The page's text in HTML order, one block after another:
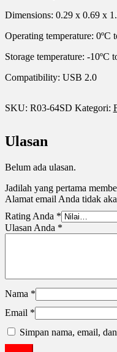
Dimensions: 0.29 x 0.69 x
Operating temperature: 0ºC
Storage temperature: -10ºC
Compatibility: USB 2.0
SKU: R03-64SD Kategori:
Ulasan
Belum ada ulasan.
Jadilah yang pertama
Alamat email Anda tidak
Rating Anda *
Ulasan Anda *
Nama *
Email *
Simpan nama, email,